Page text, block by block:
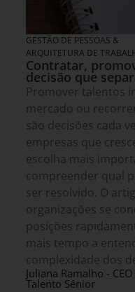
GESTÃO DE PESSOAS &
ARQUITETURA DE
Contratar,
decisão que
Promover talentos
mercado ou
são decisões cada
empresas que
escolha mais
compreender qual
ser resolvido. O
organizações se
posições
mais tempo a
complexidade dos
Juliana Ramalho -
Talento Sênior